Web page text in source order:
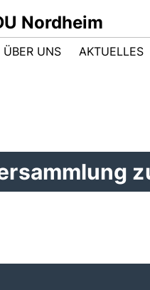
Nordheim
ÜBER UNS AKTUELLES